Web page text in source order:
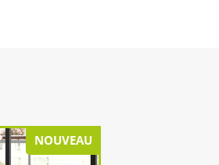
NOUVEAU